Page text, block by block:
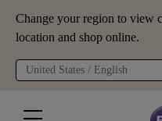
Change your region to view
location and shop online.
United States / English